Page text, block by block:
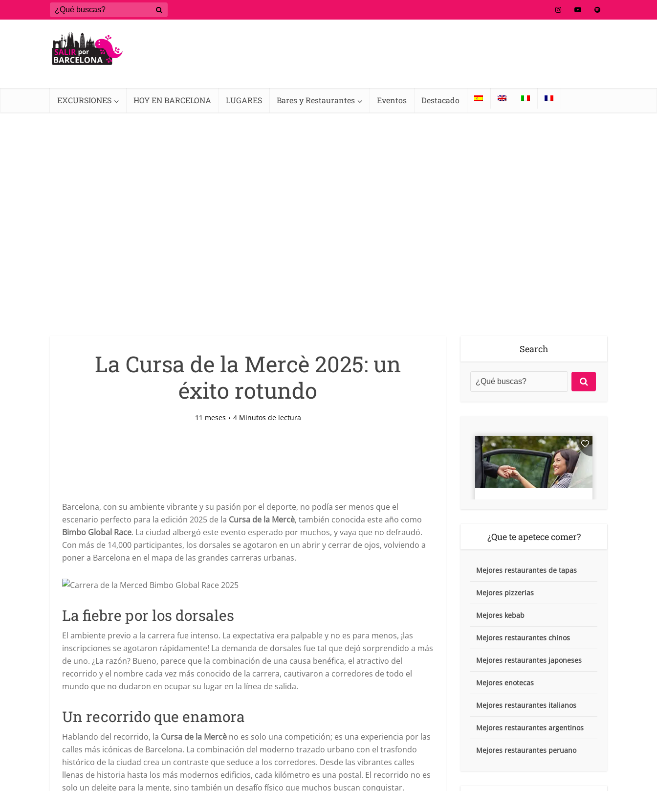
EXCURSIONES HOY EN BARCELONA LUGARES Bares y Restaurantes Eventos Destacado
La Cursa de la Mercè 2025: un
éxito rotundo
11 meses 4 Minutos de lectura
Barcelona, con su ambiente vibrante y su pasión por el deporte, no podía ser menos que el
escenario perfecto para la edición 2025 de la Cursa de la Mercè, también conocida este año como
Bimbo Global Race. La ciudad albergó este evento esperado por muchos, y vaya que no defraudó.
Con más de 14,000 participantes, los dorsales se agotaron en un abrir y cerrar de ojos, volviendo a
poner a Barcelona en el mapa de las grandes carreras urbanas.
La fiebre por los dorsales
El ambiente previo a la carrera fue intenso. La expectativa era palpable y no es para menos, ¡las
inscripciones se agotaron rápidamente! La demanda de dorsales fue tal que dejó sorprendido a más
de uno. ¿La razón? Bueno, parece que la combinación de una causa benéfica, el atractivo del
recorrido y el nombre cada vez más conocido de la carrera, cautivaron a corredores de todo el
mundo que no dudaron en ocupar su lugar en la línea de salida.
Un recorrido que enamora
Hablando del recorrido, la Cursa de la Mercè no es solo una competición; es una experiencia por las
calles más icónicas de Barcelona. La combinación del moderno trazado urbano con el trasfondo
histórico de la ciudad crea un contraste que seduce a los corredores. Desde las vibrantes calles
llenas de historia hasta los más modernos edificios, cada kilómetro es una postal. El recorrido no es
solo un deleite para la mente, sino también un desafío físico que muchos buscan conquistar.
Search
¿Que te apetece comer?
Mejores restaurantes de tapas
Mejores pizzerias
Mejores kebab
Mejores restaurantes chinos
Mejores restaurantes japoneses
Mejores enotecas
Mejores restaurantes italianos
Mejores restaurantes argentinos
Mejores restaurantes peruano